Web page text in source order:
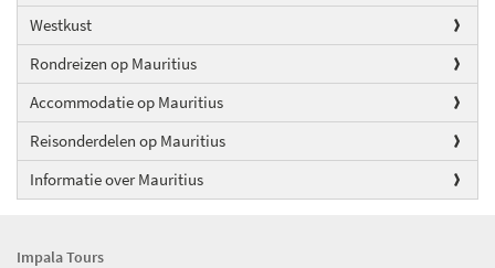
Westkust
Rondreizen op Mauritius
Accommodatie op Mauritius
Reisonderdelen op Mauritius
Informatie over Mauritius
Impala Tours